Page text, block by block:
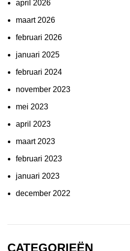
april 2026
maart 2026
februari 2026
januari 2025
februari 2024
november 2023
mei 2023
april 2023
maart 2023
februari 2023
januari 2023
december 2022
CATEGORIEËN